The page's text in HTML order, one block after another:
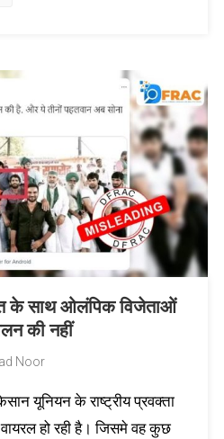
के साथ ओलंपिक विजेताओं
की नहीं
Noor
यूनियन के राष्ट्रीय प्रवक्ता
हो रही है। जिसमे वह कुछ